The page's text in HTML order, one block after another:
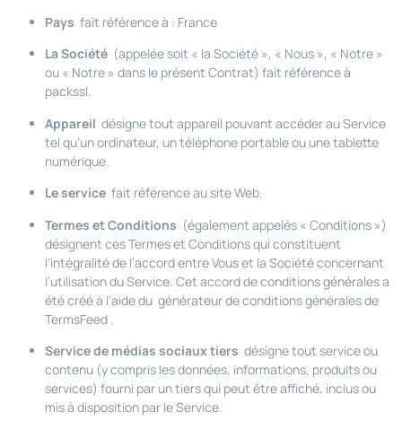
Pays fait référence à : France
La Société (appelée soit « la Société », « Nous », « Notre »
ou « Notre » dans le présent Contrat) fait référence à
packssl.
Appareil désigne tout appareil pouvant accéder au Service
tel qu’un ordinateur, un téléphone portable ou une tablette
numérique.
Le service fait référence au site Web.
Termes et Conditions (également appelés « Conditions »)
désignent ces Termes et Conditions qui constituent
l’intégralité de l’accord entre Vous et la Société concernant
l’utilisation du Service. Cet accord de conditions générales a
été créé à l’aide du générateur de conditions générales de
TermsFeed
Service de médias sociaux tiers désigne tout service ou
contenu (y compris les données, informations, produits ou
services) fourni par un tiers qui peut être affiché, inclus ou
mis à disposition par le Service.